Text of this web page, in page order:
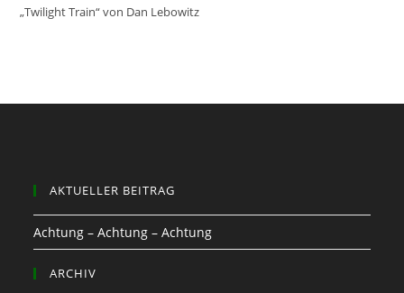
„Twilight Train“ von Dan Lebowitz
AKTUELLER BEITRAG
Achtung – Achtung – Achtung
ARCHIV